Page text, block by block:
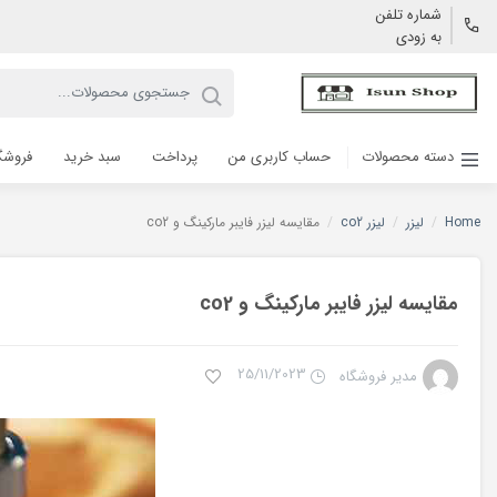
شماره تلفن
به زودی
دسته محصولات حساب کاربری من پرداخت سبد خرید
Home
/ لیزر / لیزر co2 / مقایسه لیزر فایبر مارکینگ و co2
مقایسه لیزر فایبر مارکینگ و co2
مدیر فروشگاه 25/11/2023